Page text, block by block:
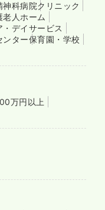
神科病院クリニック
老人ホーム
・デイサービス
ンター保育園・学校
万円以上